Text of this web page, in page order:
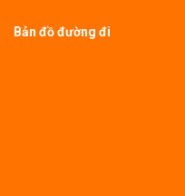
Bản đồ đường đi